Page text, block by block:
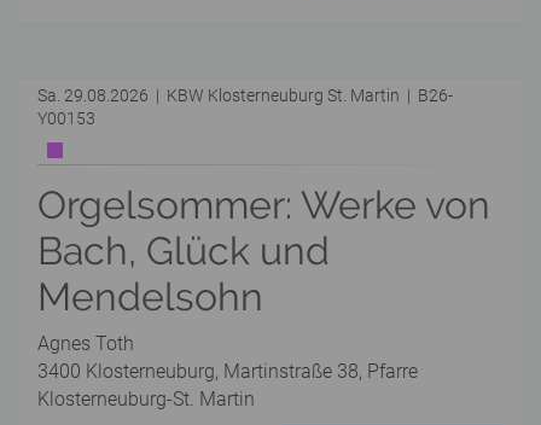
Sa. 29.08.2026 | KBW Klosterneuburg St. Martin | B26-
Y00153
Orgelsommer: Werke von
Bach, Glück und
Mendelsohn
Agnes Toth
3400 Klosterneuburg, Martinstraße 38, Pfarre
Klosterneuburg-St. Martin